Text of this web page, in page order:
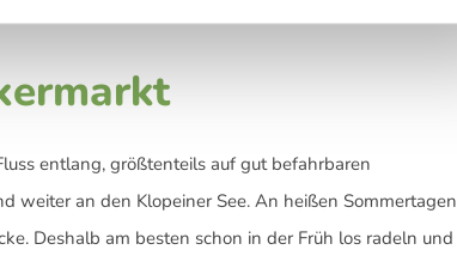
entlang, größtenteils auf gut befahrbaren
weiter an den Klopeiner See. An heißen Sommertagen
Deshalb am besten schon in der Früh los radeln und